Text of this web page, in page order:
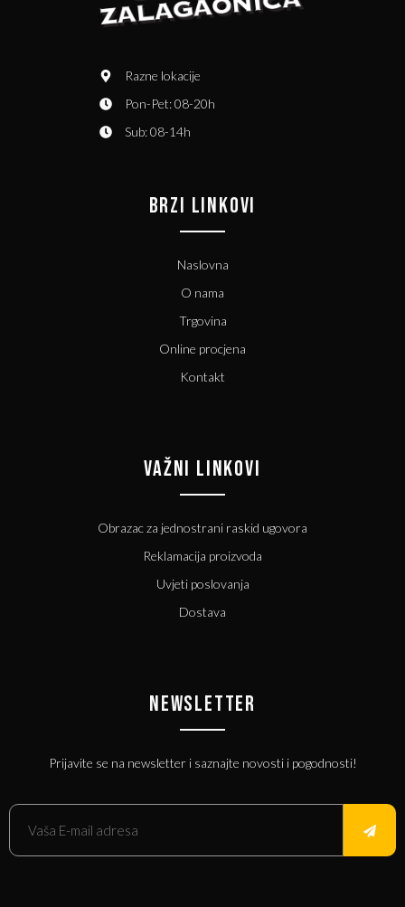
Razne lokacije
Pon-Pet: 08-20h
Sub: 08-14h
BRZI LINKOVI
Naslovna
O nama
Trgovina
Online procjena
Kontakt
VAŽNI LINKOVI
Obrazac za jednostrani raskid ugovora
Reklamacija proizvoda
Uvjeti poslovanja
Dostava
NEWSLETTER
Prijavite se na newsletter i saznajte novosti i pogodnosti!